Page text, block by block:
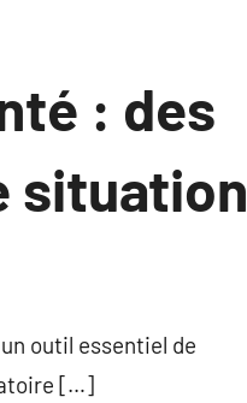
: des
situation
outil essentiel de
[…]